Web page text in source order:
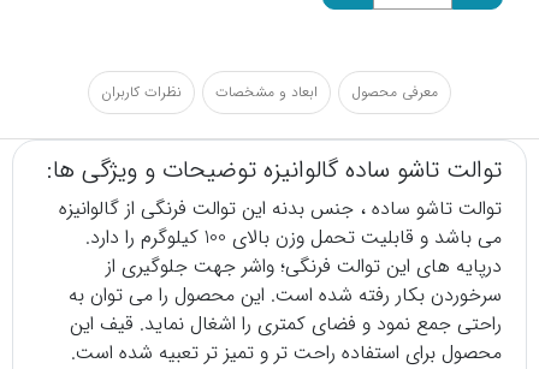
معرفی محصول ابعاد و مشخصات نظرات کاربران
توالت تاشو ساده گالوانیزه توضیحات و ویژگی ها:
توالت تاشو ساده ، جنس بدنه این توالت فرنگی از گالوانیزه
می باشد و قابلیت تحمل وزن بالای 100 کیلوگرم را دارد.
درپایه های این توالت فرنگی؛ واشر جهت جلوگیری از
سرخوردن بکار رفته شده است. این محصول را می توان به
راحتی جمع نمود و فضای کمتری را اشغال نماید. قیف این
محصول برای استفاده راحت تر و تمیز تر تعبیه شده است.